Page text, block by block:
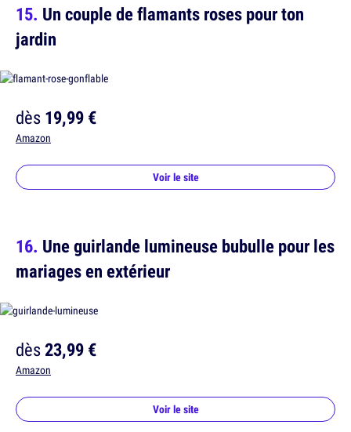
Un couple de flamants roses pour ton
jardin
dès19,99 €
Amazon
Voir le site
Une guirlande lumineuse bubulle pour les
mariages en extérieur
dès23,99 €
Amazon
Voir le site